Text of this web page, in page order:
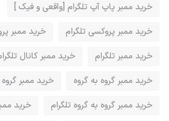
خرید ممبر پاپ آپ تلگرام [واقعی و فیک ]
خرید ممبر پروکسی تلگرام
خرید ممبر
خرید ممبر تلگرام
خرید ممبر کانال
خرید ممبر گروه به گروه
خرید ممبر گروه
خرید ممبر گروه به گروه تلگرام
خرید